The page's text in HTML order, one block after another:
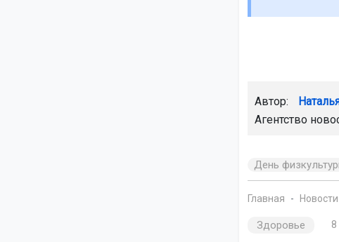
Автор:
Агентство
День
Главная Новости
Здоровье 8